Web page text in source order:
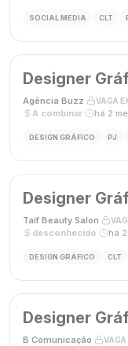
SOCIAL MEDIA CLT
Designer
Agência Buzz VAGA
A combinar
há 2
DESIGN GRÁFICO PJ
Designer
Taif Beauty Salon
desconhecido
há
DESIGN GRÁFICO CLT
Designer
B Comunicação VAGA